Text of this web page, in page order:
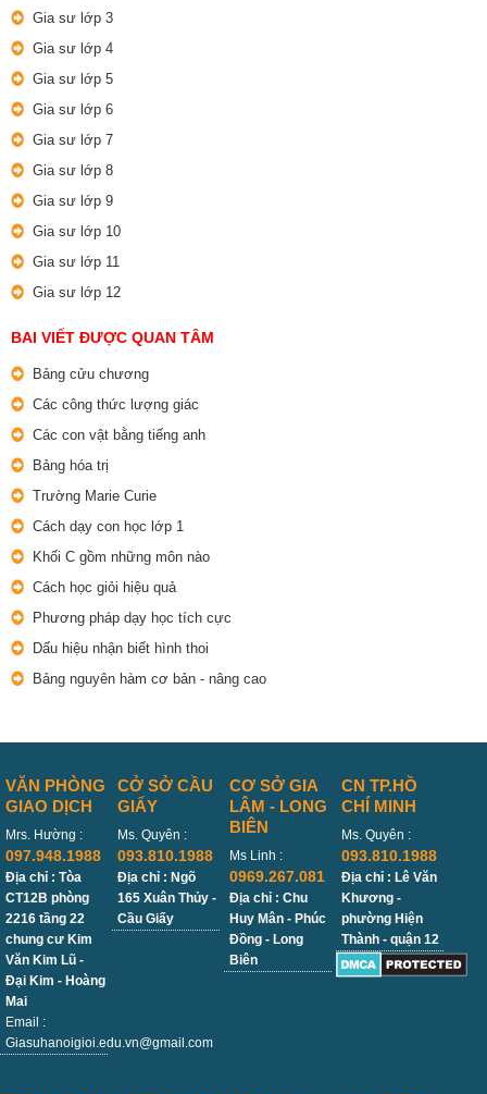
Gia sư lớp 3
Gia sư lớp 4
Gia sư lớp 5
Gia sư lớp 6
Gia sư lớp 7
Gia sư lớp 8
Gia sư lớp 9
Gia sư lớp 10
Gia sư lớp 11
Gia sư lớp 12
BAI VIẾT ĐƯỢC QUAN TÂM
Bảng cửu chương
Các công thức lượng giác
Các con vật bằng tiếng anh
Bảng hóa trị
Trường Marie Curie
Cách dạy con học lớp 1
Khối C gồm những môn nào
Cách học giỏi hiệu quả
Phương pháp dạy học tích cực
Dấu hiệu nhận biết hình thoi
Bảng nguyên hàm cơ bản - nâng cao
VĂN PHÒNG
GIAO DỊCH
Mrs. Hường :
097.948.1988
Địa chỉ : Tòa
CT12B phòng
2216 tầng 22
chung cư Kim
Văn Kim Lũ -
Đại Kim - Hoàng
Mai
Email :
Giasuhanoigioi.edu.vn@gmail.com
CỞ SỞ CẦU
GIẤY
Ms. Quyên :
093.810.1988
Địa chỉ : Ngõ
165 Xuân Thủy -
Cầu Giấy
CƠ SỞ GIA
LÂM - LONG
BIÊN
Ms Linh :
0969.267.081
Địa chỉ : Chu
Huy Mân - Phúc
Đồng - Long
Biên
CN TP.HỒ
CHÍ MINH
Ms. Quyên :
093.810.1988
Địa chỉ : Lê Văn
Khương -
phường Hiện
Thành - quận 12